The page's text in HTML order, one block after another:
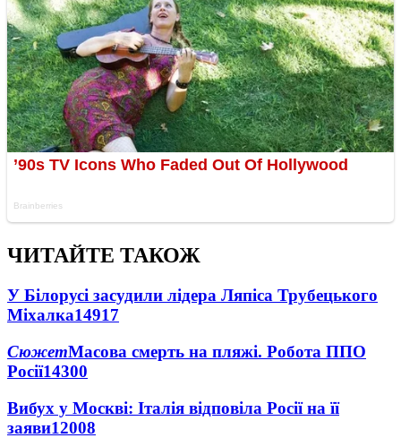
ЧИТАЙТЕ ТАКОЖ
У Білорусі засудили лідера Ляпіса Трубецького
Міхалка14917
СюжетМасова смерть на пляжі. Робота ППО
Росії14300
Вибух у Москві: Італія відповіла Росії на її
заяви12008